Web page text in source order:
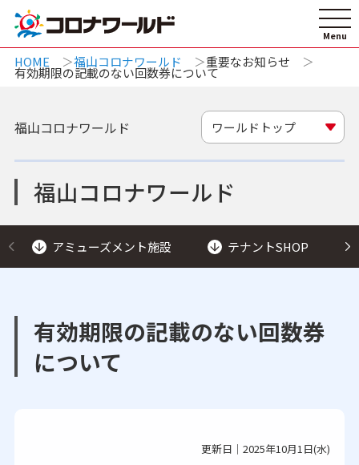
HOME 福山コロナワールド 重要なお知らせ
有効期限の記載のない回数券について
福山コロナワールド
福山コロナワールド ワールドトップ
アミューズメント施設 テナントSHOP
有効期限の記載のない回数券
について
更新日｜2025年10月1日(水)